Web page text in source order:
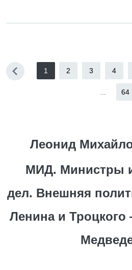
1 2 3 4
64
Леонид
МИД. Министры
дел. Внешняя
Ленина и